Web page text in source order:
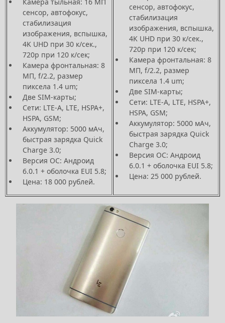
сенсор, автофокус,
стабилизация
изображения, вспышка,
4K UHD при 30 к/сек.,
720р при 120 к/сек;
Камера фронтальная: 8
МП, f/2.2, размер
пиксела 1.4 um;
Две SIM-карты;
Сети: LTE-A, LTE, HSPA+,
HSPA, GSM;
Аккумулятор: 5000 мАч,
быстрая зарядка Quick
Charge 3.0;
Версия ОС: Андроид
6.0.1 + оболочка EUI 5.8;
Цена: 18 000 рублей.
сенсор, автофокус,
стабилизация
изображения, вспышка,
4K UHD при 30 к/сек.,
720р при 120 к/сек;
Камера фронтальная: 8
МП, f/2.2, размер
пиксела 1.4 um;
Две SIM-карты;
Сети: LTE-A, LTE, HSPA+,
HSPA, GSM;
Аккумулятор: 5000 мАч,
быстрая зарядка Quick
Charge 3.0;
Версия ОС: Андроид
6.0.1 + оболочка EUI 5.8;
Цена: 25 000 рублей.